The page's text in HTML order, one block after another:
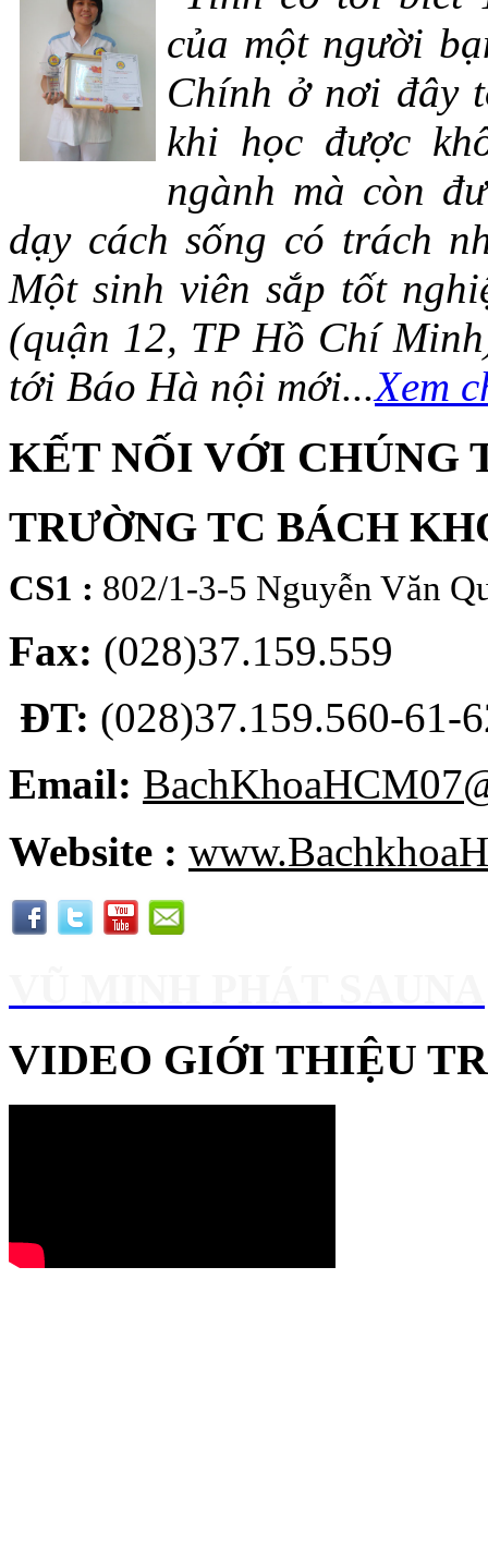
của một người
Chính ở nơi đây
khi học được
ngành mà còn
dạy cách sống có trách
Một sinh viên sắp tốt
(quận 12, TP Hồ Chí
tới Báo Hà nội mới...Xem
KẾT NỐI VỚI CHÚNG
TRƯỜNG TC BÁCH
CS1 : 802/1-3-5 Nguyễn Văn
Fax: (028)37.159.559
ĐT: (028)37.159.560-61-
Email:
Website :
VIDEO GIỚI THIỆU